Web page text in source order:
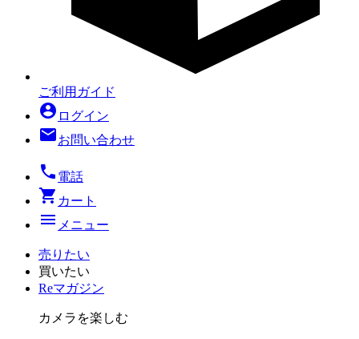
ご利用ガイド
account_circle ログイン
mailお問い合わせ
local_phone 電話
shopping_cart カート
menu メニュー
売りたい
買いたい
Reマガジン
カメラを楽しむ